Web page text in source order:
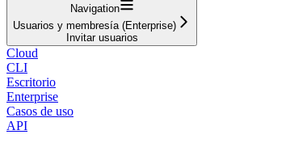
Navigation
Usuarios y membresía (Enterprise)
Invitar usuarios
Cloud
CLI
Escritorio
Enterprise
Casos de uso
API